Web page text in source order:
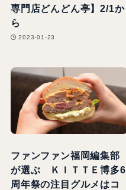
専門店どんどん亭】2/1か
ら
2023-01-23
ファンファン福岡編集部
が選ぶ ＫＩＴＴＥ博多6
周年祭の注目グルメはコ